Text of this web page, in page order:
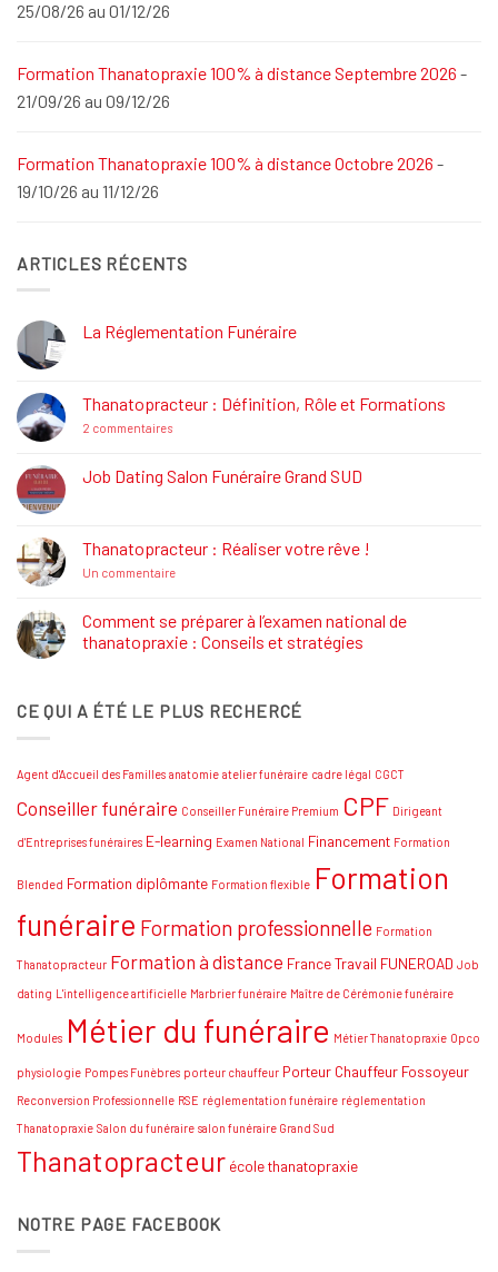
25/08/26 au 01/12/26
Formation Thanatopraxie 100% à distance Septembre 2026 -
21/09/26 au 09/12/26
Formation Thanatopraxie 100% à distance Octobre 2026 -
19/10/26 au 11/12/26
ARTICLES RÉCENTS
La Réglementation Funéraire
La
Réglementation
Funéraire
Thanatopracteur : Définition, Rôle et Formations
2 commentairessur
Définition,
Rôle
Job Dating Salon Funéraire Grand SUD
Job
Dating
Salon
SUD
Thanatopracteur : Réaliser votre rêve !
Un commentairesur
Réaliser
votre
rêve
Comment se préparer à l’examen national de
thanatopraxie : Conseils et stratégies
Comment
se
national
thanatopraxie
Conseils
CE QUI A ÉTÉ LE PLUS RECHERCÉ
Agent d'Accueil des Familles anatomie atelier funéraire cadre légal CGCT
Conseiller funéraire Conseiller Funéraire Premium CPF Dirigeant
d'Entreprises funéraires E-learning Examen National Financement Formation
Blended Formation diplômante Formation flexible Formation
funéraire Formation professionnelle Formation
Thanatopracteur Formation à distance France Travail FUNEROAD Job
dating L'intelligence artificielle Marbrier funéraire Maître de Cérémonie funéraire
Modules Métier du funéraire Métier Thanatopraxie Opco
physiologie Pompes Funèbres porteur chauffeur Porteur Chauffeur Fossoyeur
Reconversion Professionnelle RSE réglementation funéraire réglementation
Thanatopraxie Salon du funéraire salon funéraire Grand Sud
Thanatopracteur école thanatopraxie
NOTRE PAGE FACEBOOK